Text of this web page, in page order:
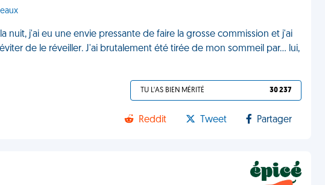
nuit, j'ai eu une envie pressante de faire la grosse commission et j'ai
de le réveiller. J'ai brutalement été tirée de mon sommeil par... lui,
TU L'AS BIEN MÉRITÉ 30 237
Reddit Tweet Partager